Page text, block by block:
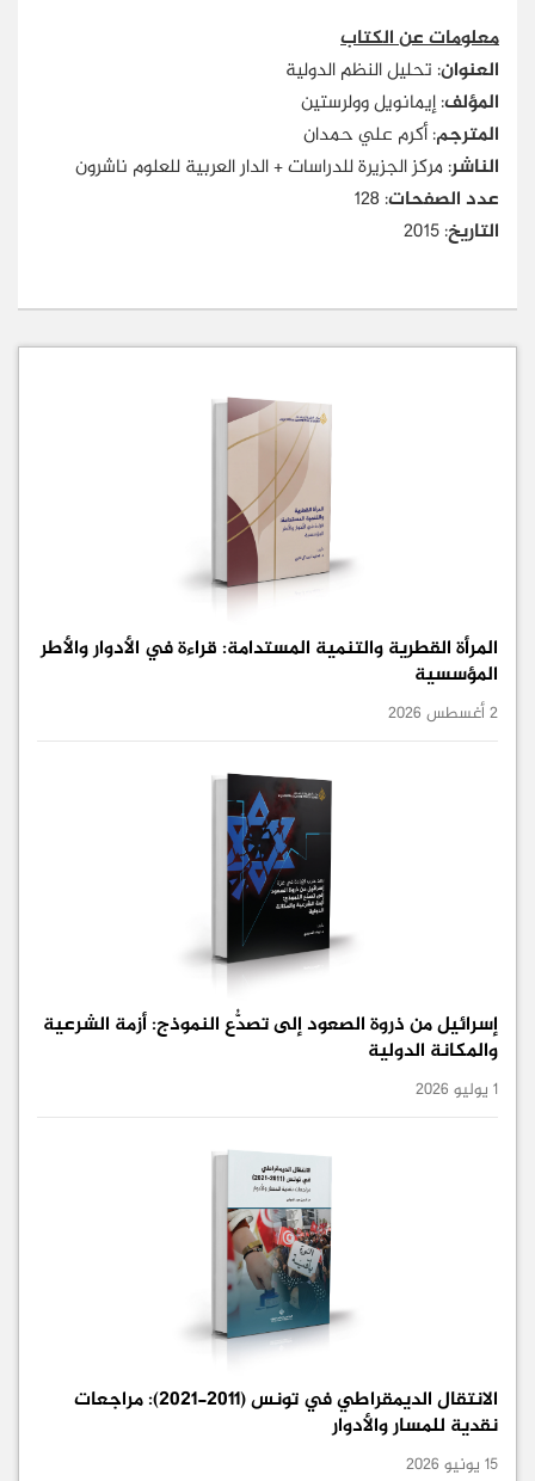
معلومات عن الكتاب
العنوان: تحليل النظم الدولية
المؤلف: إيمانويل وولرستين
المترجم: أكرم علي حمدان
الناشر: مركز الجزيرة للدراسات + الدار العربية للعلوم ناشرون
عدد الصفحات: 128
التاريخ: 2015
المرأة القطرية والتنمية المستدامة: قراءة في الأدوار والأطر
المؤسسية
2 أغسطس 2026
إسرائيل من ذروة الصعود إلى تصدُّع النموذج: أزمة الشرعية
والمكانة الدولية
1 يوليو 2026
الانتقال الديمقراطي في تونس (2011-2021): مراجعات
نقدية للمسار والأدوار
15 يونيو 2026